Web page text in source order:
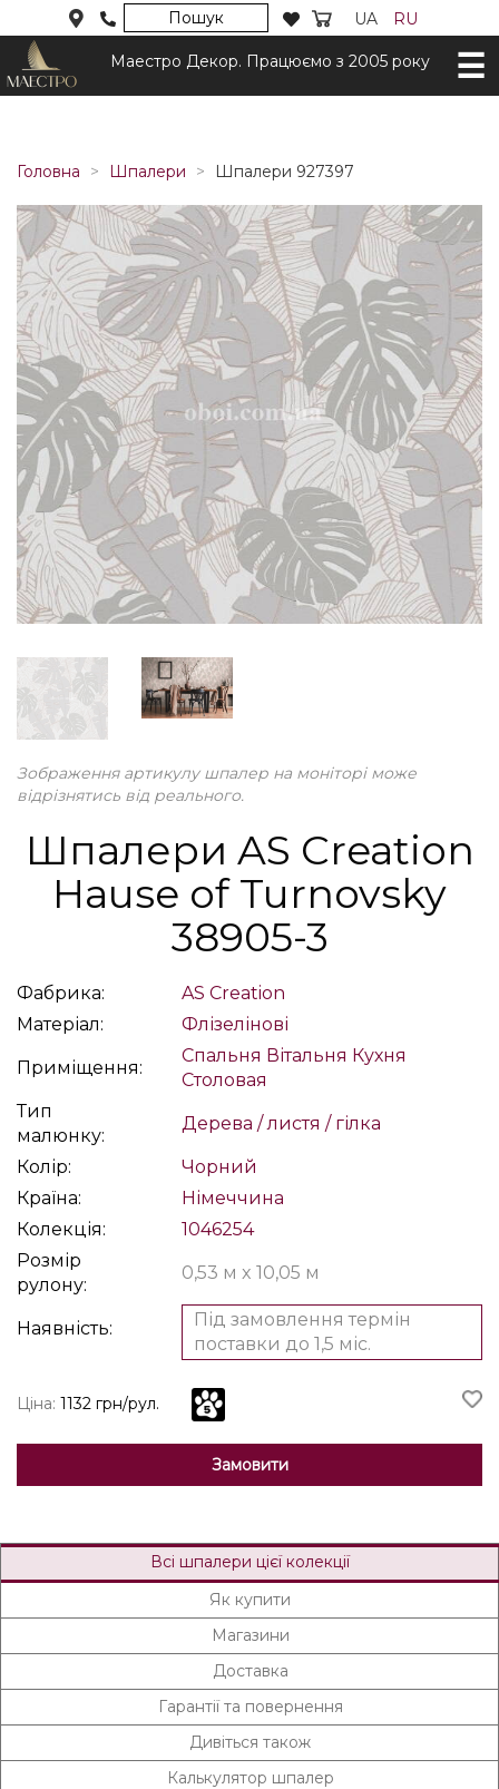
Пошук UA RU
Маестро Декор. Працюємо з 2005 року
Головна Шпалери Шпалери 927397
Зображення артикулу шпалер на моніторі може
відрізнятись від реального.
Шпалери AS Creation
Hause of Turnovsky
38905-3
Фабрика:
AS Creation
Матеріал:
Флізелінові
Приміщення:
Спальня Вітальня Кухня
Столовая
Тип
малюнку:
Дерева / листя / гілка
Колір:
Чорний
Країна:
Німеччина
Колекція:
1046254
Розмір
рулону:
0,53 м x 10,05 м
Наявність:
Під замовлення термін
поставки до 1,5 міс.
Ціна: 1132 грн/рул.
Замовити
Всі шпалери цієї колекції
Як купити
Магазини
Доставка
Гарантії та повернення
Дивіться також
Калькулятор шпалер